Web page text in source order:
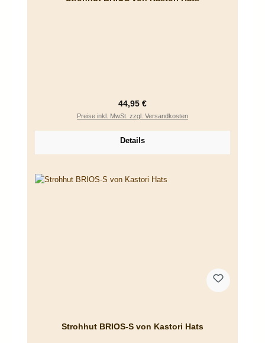
Regulärer Preis:
44,95 €
Preise inkl. MwSt. zzgl. Versandkosten
Details
Strohhut BRIOS-S von Kastori Hats